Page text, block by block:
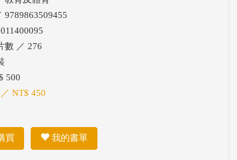
9789863509455
數 ／ 276
500
NT$ 450
買 我的書單